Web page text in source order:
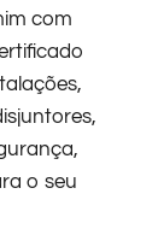
com
o seu